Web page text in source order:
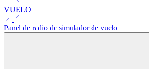
VUELO
Panel de radio de simulador de vuelo